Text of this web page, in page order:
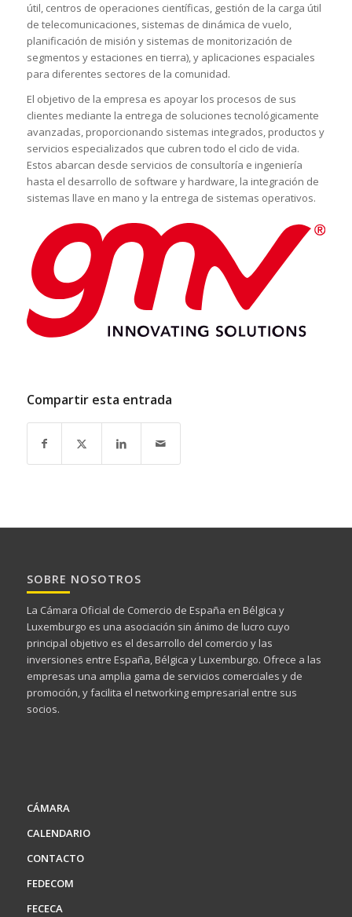
útil, centros de operaciones científicas, gestión de la carga útil
de telecomunicaciones, sistemas de dinámica de vuelo,
planificación de misión y sistemas de monitorización de
segmentos y estaciones en tierra), y aplicaciones espaciales
para diferentes sectores de la comunidad.
El objetivo de la empresa es apoyar los procesos de sus
clientes mediante la entrega de soluciones tecnológicamente
avanzadas, proporcionando sistemas integrados, productos y
servicios especializados que cubren todo el ciclo de vida.
Estos abarcan desde servicios de consultoría e ingeniería
hasta el desarrollo de software y hardware, la integración de
sistemas llave en mano y la entrega de sistemas operativos.
Compartir esta entrada
SOBRE NOSOTROS
La Cámara Oficial de Comercio de España en Bélgica y
Luxemburgo es una asociación sin ánimo de lucro cuyo
principal objetivo es el desarrollo del comercio y las
inversiones entre España, Bélgica y Luxemburgo. Ofrece a las
empresas una amplia gama de servicios comerciales y de
promoción, y facilita el networking empresarial entre sus
socios.
CÁMARA
CALENDARIO
CONTACTO
FEDECOM
FECECA